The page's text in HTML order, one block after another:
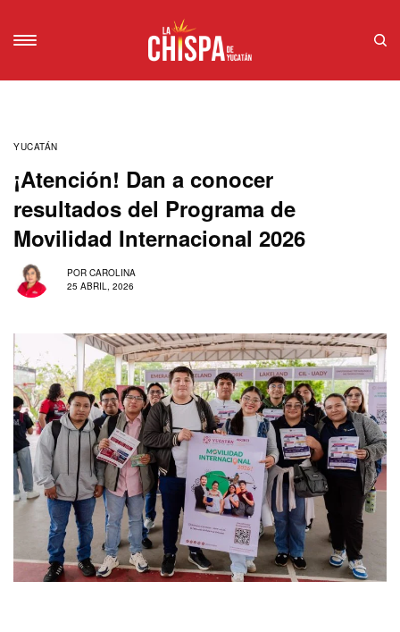
YUCATÁN
¡Atención! Dan a conocer
resultados del Programa de
Movilidad Internacional 2026
POR CAROLINA
25 ABRIL, 2026